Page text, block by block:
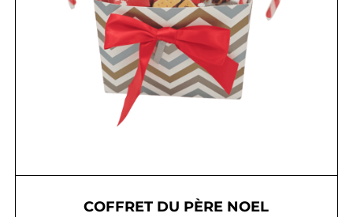
COFFRET DU PÈRE NOEL